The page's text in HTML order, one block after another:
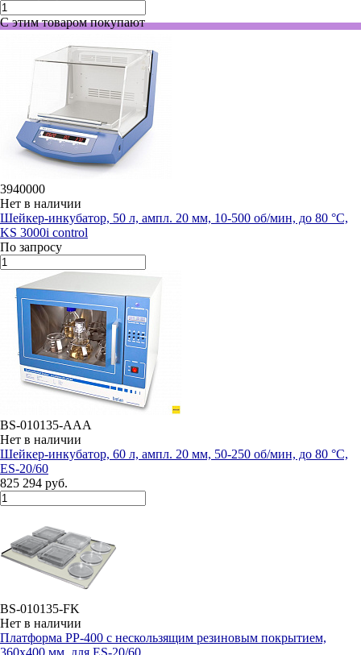
С этим товаром покупают
3940000
Нет в наличии
Шейкер-инкубатор, 50 л, ампл. 20 мм, 10-500 об/мин, до 80 °C,
KS 3000i control
По запросу
BS-010135-AAA
Нет в наличии
Шейкер-инкубатор, 60 л, ампл. 20 мм, 50-250 об/мин, до 80 °C,
ES-20/60
825 294 руб.
BS-010135-FK
Нет в наличии
Платформа PP-400 с нескользящим резиновым покрытием,
360x400 мм, для ES-20/60